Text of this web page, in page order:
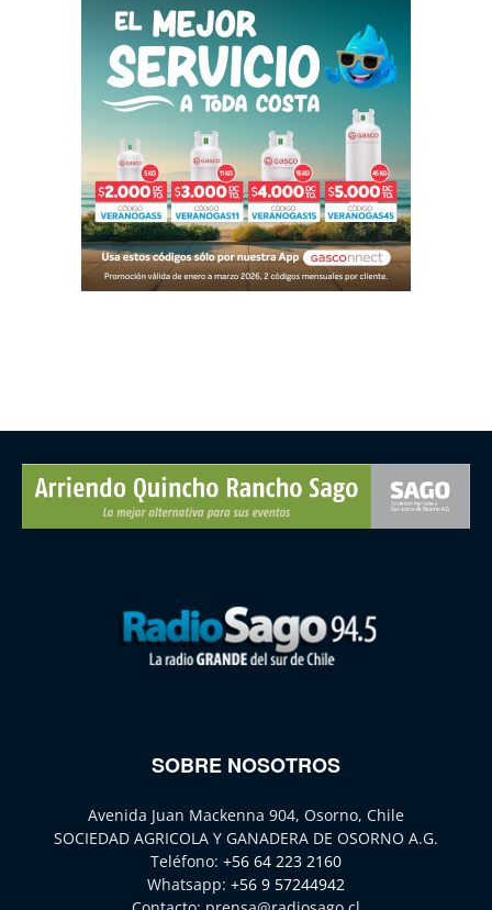
SOBRE NOSOTROS
Avenida Juan Mackenna 904, Osorno, Chile
SOCIEDAD AGRICOLA Y GANADERA DE OSORNO A.G.
Teléfono: +56 64 223 2160
Whatsapp: +56 9 57244942